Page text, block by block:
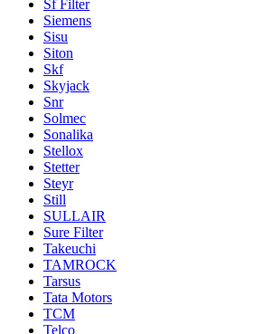
Sf Filter
Siemens
Sisu
Siton
Skf
Skyjack
Snr
Solmec
Sonalika
Stellox
Stetter
Steyr
Still
SULLAIR
Sure Filter
Takeuchi
TAMROCK
Tarsus
Tata Motors
TCM
Telco